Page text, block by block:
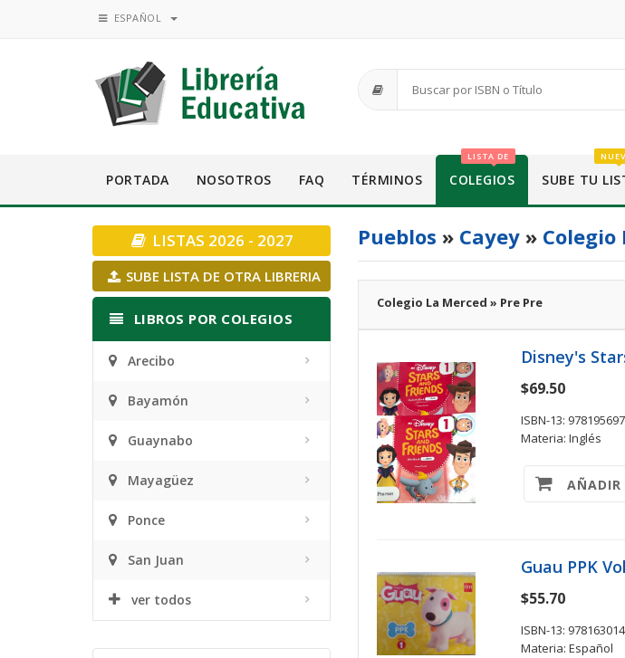
ESPAÑOL
PORTADA NOSOTROS FAQ TÉRMINOS COLEGIOS
LISTA DE
SUBE TU
LISTAS 2026 - 2027
SUBE LISTA DE OTRA LIBRERIA
LIBROS POR COLEGIOS
Arecibo
Bayamón
Guaynabo
Mayagüez
Ponce
San Juan
ver todos
Pueblos » Cayey» Colegio
Colegio La Merced » Pre Pre
Disney's
$69.50
ISBN-13:
Materia: Inglés
AÑADIR
Guau PPK
$55.70
ISBN-13:
Materia: Español